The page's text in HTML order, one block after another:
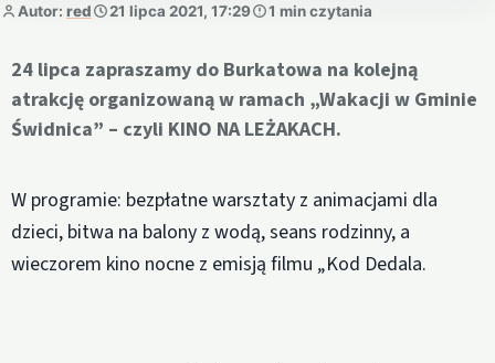
Autor: red 21 lipca 2021, 17:29 1 min czytania
24 lipca zapraszamy do Burkatowa na kolejną
atrakcję organizowaną w ramach „Wakacji w Gminie
Świdnica” – czyli KINO NA LEŻAKACH.
W programie: bezpłatne warsztaty z animacjami dla
dzieci, bitwa na balony z wodą, seans rodzinny, a
wieczorem kino nocne z emisją filmu „Kod Dedala.